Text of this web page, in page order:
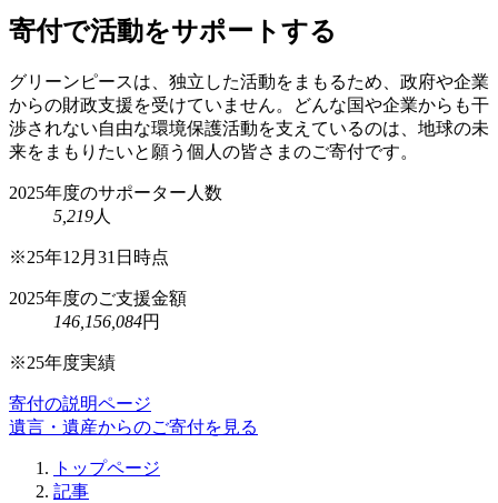
寄付で活動をサポートする
グリーンピースは、独立した活動をまもるため、政府や企業
からの財政支援を受けていません。どんな国や企業からも干
渉されない自由な環境保護活動を支えているのは、地球の未
来をまもりたいと願う個人の皆さまのご寄付です。
2025年度のサポーター人数
5,219人
※25年12月31日時点
2025年度のご支援金額
146,156,084円
※25年度実績
寄付の説明ページ
遺言・遺産からのご寄付を見る
トップページ
記事